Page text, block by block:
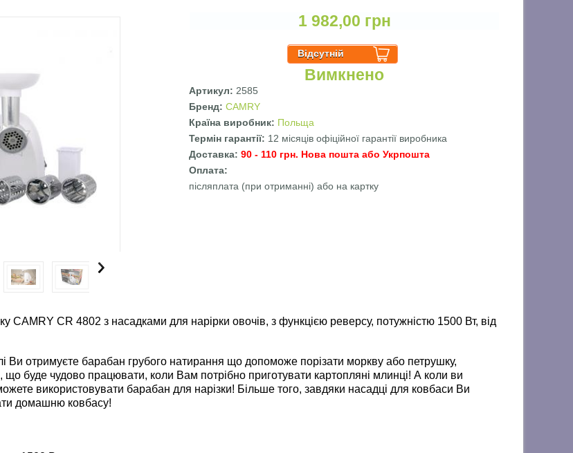
1 982,00 грн
Вимкнено
Артикул:2585
Бренд:CAMRY
Країна виробник: Польща
Термін гарантії: 12 місяців офіційної гарантії виробника
Доставка:90 - 110 грн. Нова пошта або Укрпошта
Оплата:
післяплата (при отриманні) або на картку
CAMRY CR 4802 з насадками для нарірки овочів, з функцією реверсу, потужністю 1500 Вт, від
Ви отримуєте барабан грубого натирання що допоможе порізати моркву або петрушку,
що буде чудово працювати, коли Вам потрібно приготувати картопляні млинці! А коли ви
використовувати барабан для нарізки! Більше того, завдяки насадці для ковбаси Ви
домашню ковбасу!